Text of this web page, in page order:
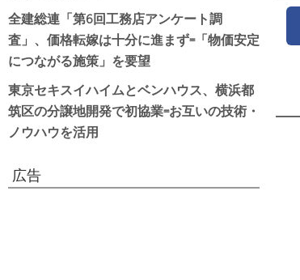
全建総連「第6回工務店アンケート調
査」、価格転嫁は十分に進まず=「物価安定
につながる施策」を要望
東京セキスイハイムとベンハウス、横浜都
筑区の分譲地開発で初協業=お互いの技術・
ノウハウを活用
広告